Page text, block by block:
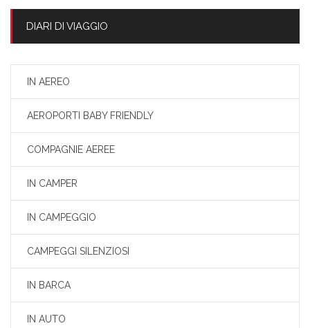
DIARI DI VIAGGIO
IN AEREO
AEROPORTI BABY FRIENDLY
COMPAGNIE AEREE
IN CAMPER
IN CAMPEGGIO
CAMPEGGI SILENZIOSI
IN BARCA
IN AUTO